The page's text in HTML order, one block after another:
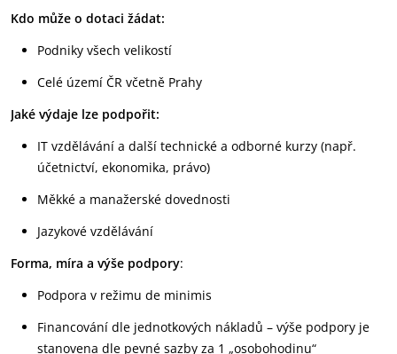
Kdo může o dotaci žádat:
Podniky všech velikostí
Celé území ČR včetně Prahy
Jaké výdaje lze podpořit:
IT vzdělávání a další technické a odborné kurzy (např.
účetnictví, ekonomika, právo)
Měkké a manažerské dovednosti
Jazykové vzdělávání
Forma, míra a výše podpory:
Podpora v režimu de minimis
Financování dle jednotkových nákladů – výše podpory je
stanovena dle pevné sazby za 1 „osobohodinu“